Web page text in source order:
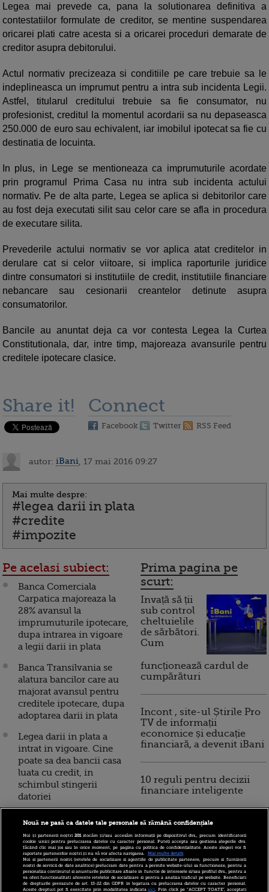
Legea mai prevede ca, pana la solutionarea definitiva a
contestatiilor formulate de creditor, se mentine suspendarea
oricarei plati catre acesta si a oricarei proceduri demarate de
creditor asupra debitorului.
Actul normativ precizeaza si conditiile pe care trebuie sa le
indeplineasca un imprumut pentru a intra sub incidenta Legii.
Astfel, titularul creditului trebuie sa fie consumator, nu
profesionist, creditul la momentul acordarii sa nu depaseasca
250.000 de euro sau echivalent, iar imobilul ipotecat sa fie cu
destinatia de locuinta.
In plus, in Lege se mentioneaza ca imprumuturile acordate
prin programul Prima Casa nu intra sub incidenta actului
normativ. Pe de alta parte, Legea se aplica si debitorilor care
au fost deja executati silit sau celor care se afla in procedura
de executare silita.
Prevederile actului normativ se vor aplica atat creditelor in
derulare cat si celor viitoare, si implica raporturile juridice
dintre consumatori si institutiile de credit, institutiile financiare
nebancare sau cesionarii creantelor detinute asupra
consumatorilor.
Bancile au anuntat deja ca vor contesta Legea la Curtea
Constitutionala, dar, intre timp, majoreaza avansurile pentru
creditele ipotecare clasice.
Share it! Connect
Facebook Twitter RSS Feed
autor: iBani , 17 mai 2016 09:27
Mai multe despre:
#legea darii in plata
#credite
#impozite
Pe acelasi subiect:
Banca Comerciala
Carpatica majoreaza la
28% avansul la
imprumuturile ipotecare,
dupa intrarea in vigoare
a legii darii in plata
Banca Transilvania se
alatura bancilor care au
majorat avansul pentru
creditele ipotecare, dupa
adoptarea darii in plata
Legea darii in plata a
intrat in vigoare. Cine
poate sa dea bancii casa
luata cu credit, in
schimbul stingerii
datoriei
plata si atrage atentia
asupra cresterii salariului
minim peste
productivitatea muncii si
asupra masurilor
populiste in an electoral
Prima pagina pe
scurt:
Invață să ții
sub control
cheltuielile
de sărbători.
Cum
funcționează cardul de
cumpărături
Incont , site-ul Știrile Pro
TV de informații
economice și educație
financiară, a devenit iBani
10 reguli pentru decizii
financiare inteligente
Nouă ne pasă ca datele tale personale să rămână confidențiale
Noi și partenerii noștri201stocăm și/sau accesăm informații pe dispozitivul dvs., precum identificatorii
cookie unici pentru prelucrarea datelor cu caracter personal. Puteți accepta sau gestiona alegerile dvs.
făcând clic mai jos sau în orice moment, pe pagina cu politica de confidențialitate. Aceste alegeri vor fi
raportate partenerilor noștri și nu vă vor afecta navigarea.
Mai multe detalii
Noi si partenerii nostri (retelele de socializare si agentiile de publicitate partenere, precum si furnizorii
nostri de servicii de date analitice) prelucram date pentru a permite website-ului sa functioneze, pentru a
personaliza continutul si anunturile publicitare afisate in functie de interesele si/sau profilul dvs., pentru a
va oferi functionalitati aferente retelelor de socializare si pentru a analiza traficul pe website. Beneficiati
de drepturile prevazute de art. 15-22 din GDPR in legatura cu prelucrarea datelor cu caracter personal.
Aceste drepturi pot fi exercitate prin modalitatea indicataaici. Prin click pe “ACCEPT TOATE”, acceptati